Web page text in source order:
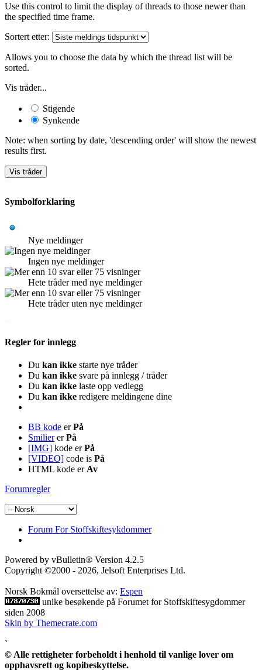
Use this control to limit the display of threads to those newer than
the specified time frame.
Sortert etter:
Allows you to choose the data by which the thread list will be
sorted.
Vis tråder...
Stigende
Synkende
Note: when sorting by date, 'descending order' will show the newest
results first.
Symbolforklaring
Nye meldinger
Ingen nye meldinger
Hete tråder med nye meldinger
Hete tråder uten nye meldinger
Regler for innlegg
Du kan ikke starte nye tråder
Du kan ikke svare på innlegg / tråder
Du kan ikke laste opp vedlegg
Du kan ikke redigere meldingene dine
BB kode erPå
SmiliererPå
[IMG] kode erPå
[VIDEO] code is På
HTML kode er Av
Forumregler
Forum For Stoffskiftesykdommer
Powered by vBulletin® Version 4.2.5
Copyright ©2000 - 2026, Jelsoft Enterprises Ltd.
Norsk Bokmål oversettelse av: Espen
unike besøkende på Forumet for Stoffskiftesygdommer
siden 2008
Skin by Themecrate.com
`
© Alle rettigheter forbeholdt i henhold til vanlige lover om
opphavsrett og kopibeskyttelse.